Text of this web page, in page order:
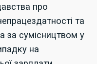
про
та
за сумісництвом у
на